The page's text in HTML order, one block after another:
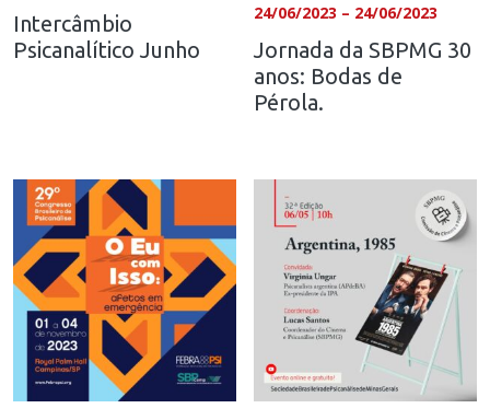
Intercâmbio
Psicanalítico Junho
24/06/2023 – 24/06/2023
Jornada da SBPMG 30
anos: Bodas de
Pérola.